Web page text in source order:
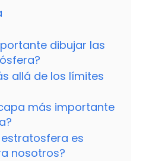
dibujar las
allá de los límites
más importante
estratosfera es
nosotros?